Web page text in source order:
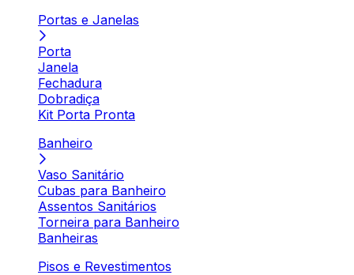
Portas e Janelas
Porta
Janela
Fechadura
Dobradiça
Kit Porta Pronta
Banheiro
Vaso Sanitário
Cubas para Banheiro
Assentos Sanitários
Torneira para Banheiro
Banheiras
Pisos e Revestimentos